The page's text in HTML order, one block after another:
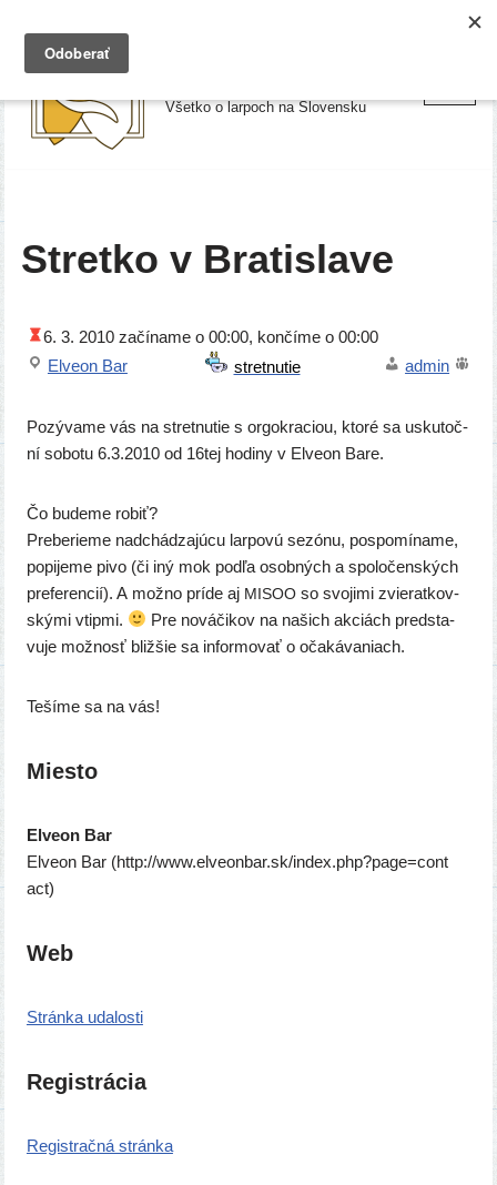
Preskočiť
Všetko o larpoch na Slovensku
Stretko v Bratislave
6. 3. 2010 začí­na­me o 00:00, kon­čí­me o 00:00
Elveon Bar
admin
Pozývame vás na stret­nu­tie s orgok­ra­ci­ou, kto­ré sa usku­toč­
ní sobo­tu 6.3.2010 od 16tej hodi­ny v Elveon Bare.
Čo bude­me robiť?
Preberieme nad­chá­dza­jú­cu lar­po­vú sezó­nu, pospo­mí­na­me,
popi­je­me pivo (či iný mok pod­ľa osob­ných a spo­lo­čen­ských
pre­fe­ren­cií). A mož­no prí­de aj MISOOso svo­ji­mi zvie­rat­kov­
ský­mi vtip­mi.
Pre nová­či­kov na našich akciách pred­sta­
vu­je mož­nosť bliž­šie sa infor­mo­vať o očakávaniach.
Tešíme sa na vás!
Miesto
Elveon Bar
Elveon Bar (http://​www​.elve​on​bar​.sk/​i​n​d​e​x​.​p​h​p​?​p​a​g​e​=​c​o​n​t​
act)
Web
Stránka uda­los­ti
Registrácia
Registračná strán­ka